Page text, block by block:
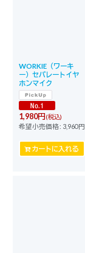
WORKIE（ワーキ
ー）セパレートイヤ
ホンマイク
1,980円 (税込)
希望小売価格: 3,960円
カートに入れる